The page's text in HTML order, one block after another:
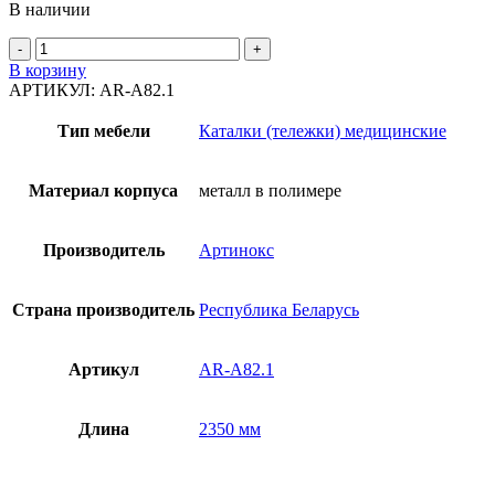
В наличии
Количество
товара
Каталка
гидравлическая
В корзину
АРТИКУЛ: AR-A82.1
Тип мебели Каталки (тележки) медицинские
Материал корпуса металл в полимере
Производитель Артинокс
Страна производитель Республика Беларусь
Артикул AR-A82.1
Длина 2350 мм